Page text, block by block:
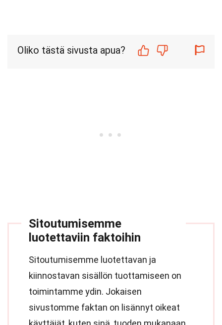
Oliko tästä sivusta apua?
Sitoutumisemme
luotettaviin faktoihin
Sitoutumisemme luotettavan ja
kiinnostavan sisällön tuottamiseen on
toimintamme ydin. Jokaisen
sivustomme faktan on lisännyt oikeat